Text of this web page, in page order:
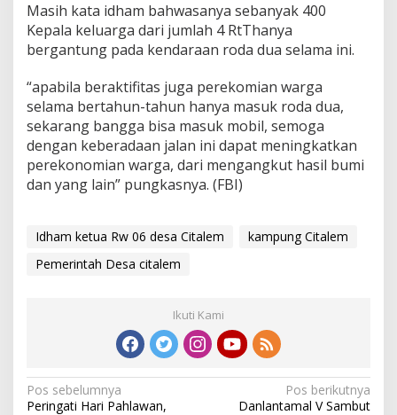
Masih kata idham bahwasanya sebanyak 400
Kepala keluarga dari jumlah 4 RtThanya
bergantung pada kendaraan roda dua selama ini.
“apabila beraktifitas juga perekomian warga
selama bertahun-tahun hanya masuk roda dua,
sekarang bangga bisa masuk mobil, semoga
dengan keberadaan jalan ini dapat meningkatkan
perekonomian warga, dari mengangkut hasil bumi
dan yang lain” pungkasnya. (FBI)
Idham ketua Rw 06 desa Citalem
kampung Citalem
Pemerintah Desa citalem
Ikuti Kami
N
Pos sebelumnya
Peringati Hari Pahlawan,
Pos berikutnya
Danlantamal V Sambut